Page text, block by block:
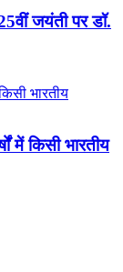
जयंती पर डॉ.
में किसी भारतीय